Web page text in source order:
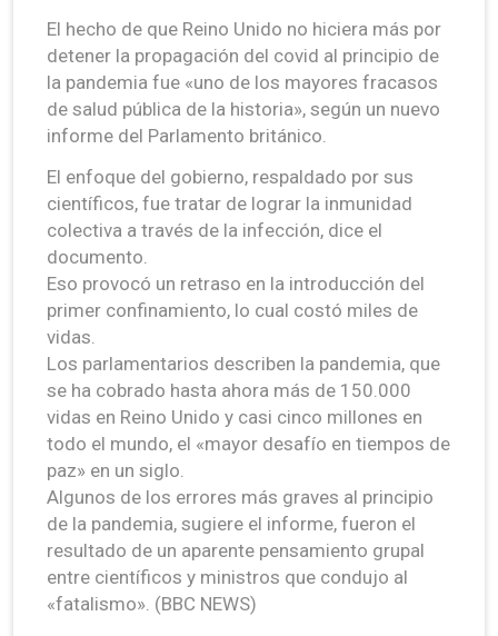
El hecho de que Reino Unido no hiciera más por
detener la propagación del covid al principio de
la pandemia fue «uno de los mayores fracasos
de salud pública de la historia», según un nuevo
informe del Parlamento británico.
El enfoque del gobierno, respaldado por sus
científicos, fue tratar de lograr la inmunidad
colectiva a través de la infección, dice el
documento.
Eso provocó un retraso en la introducción del
primer confinamiento, lo cual costó miles de
vidas.
Los parlamentarios describen la pandemia, que
se ha cobrado hasta ahora más de 150.000
vidas en Reino Unido y casi cinco millones en
todo el mundo, el «mayor desafío en tiempos de
paz» en un siglo.
Algunos de los errores más graves al principio
de la pandemia, sugiere el informe, fueron el
resultado de un aparente pensamiento grupal
entre científicos y ministros que condujo al
«fatalismo». (BBC NEWS)